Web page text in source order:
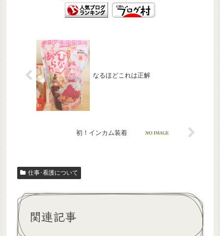
なるほどこれは正解
初！インカム装着
仕事･看護について
関連記事